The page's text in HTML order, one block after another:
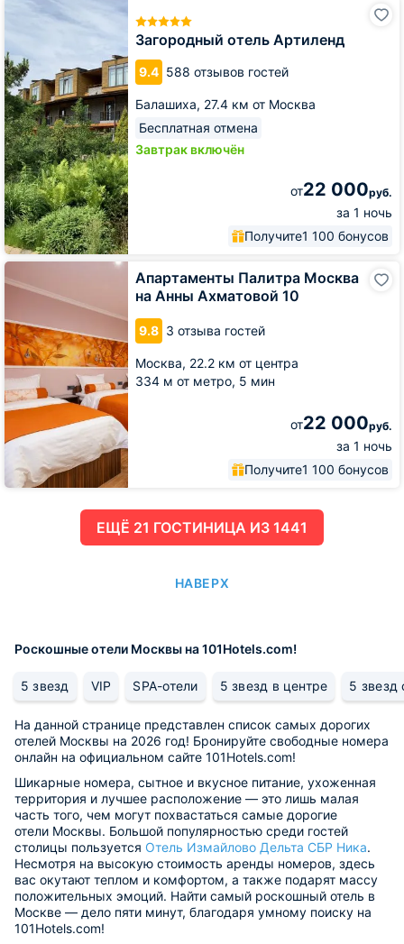
Загородный отель Артиленд
9.4 588 отзывов гостей
Балашиха, 27.4 км от Москва
Бесплатная отмена
Завтрак включён
от22 000руб.
за 1 ночь
Получите1 100 бонусов
Апартаменты Палитра Москва
на Анны Ахматовой 10
9.8 3 отзыва гостей
Москва, 22.2 км от центра
334 м от метро, 5 мин
от22 000руб.
за 1 ночь
Получите1 100 бонусов
Апартаменты
Палитра
на
Анны
Ахматовой
10
ЕЩË 21 ГОСТИНИЦА ИЗ 1441
НАВЕРХ
Роскошные отели Москвы на 101Hotels.com!
5 звезд VIP SPA-отели 5 звезд в центре 5 звезд
На данной странице представлен список самых дорогих
отелей Москвы на 2026 год! Бронируйте свободные номера
онлайн на официальном сайте 101Hotels.com!
Шикарные номера, сытное и вкусное питание, ухоженная
территория и лучшее расположение — это лишь малая
часть того, чем могут похвастаться самые дорогие
отели Москвы. Большой популярностью среди гостей
столицы пользуется Отель Измайлово Дельта СБР Ника.
Несмотря на высокую стоимость аренды номеров, здесь
вас окутают теплом и комфортом, а также подарят массу
положительных эмоций. Найти самый роскошный отель в
Москве — дело пяти минут, благодаря умному поиску на
101Hotels.com!